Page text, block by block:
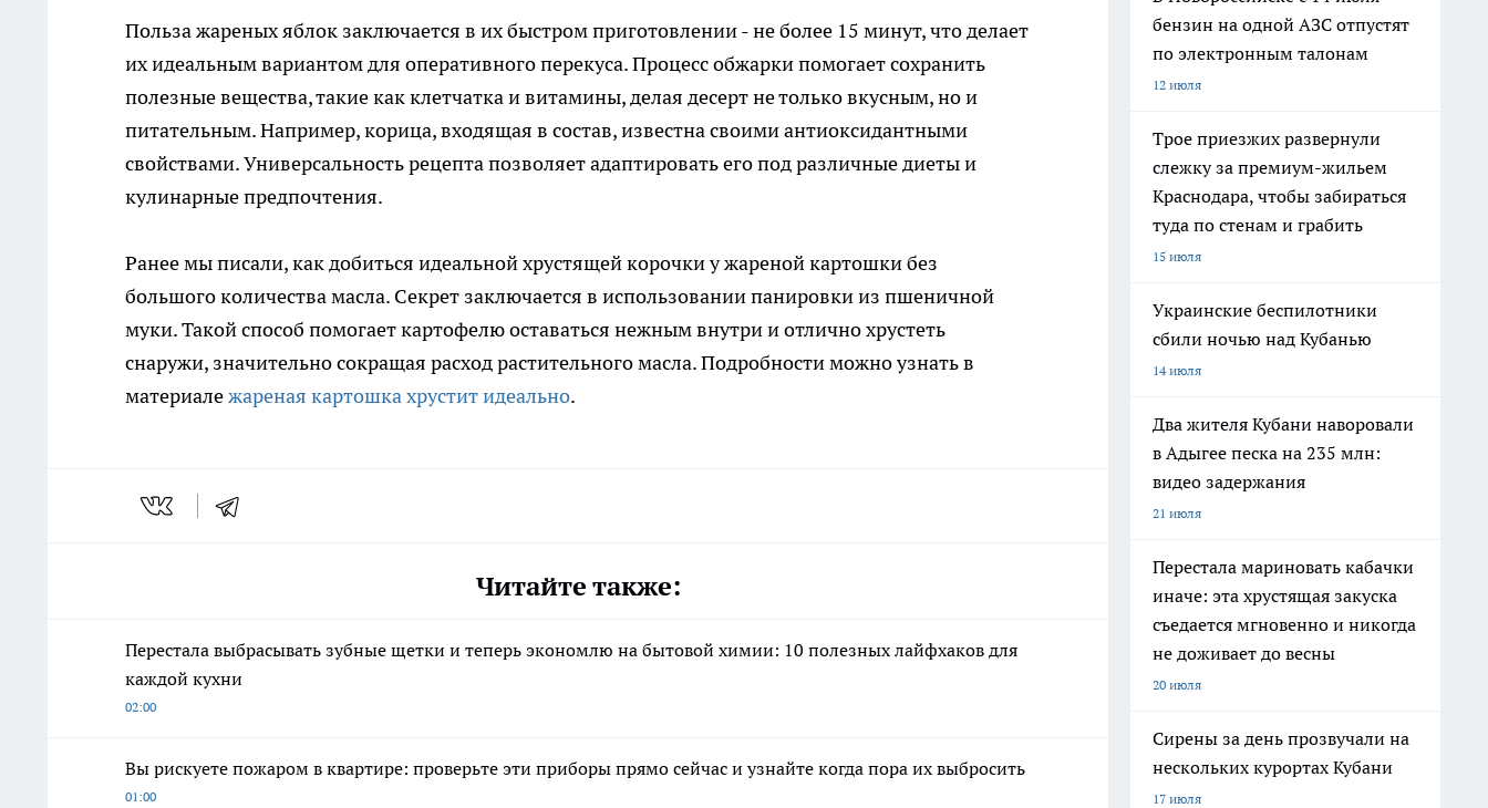
Польза жареных яблок заключается в их быстром приготовлении - не более 15 минут, что делает
их идеальным вариантом для оперативного перекуса. Процесс обжарки помогает сохранить
полезные вещества, такие как клетчатка и витамины, делая десерт не только вкусным, но и
питательным. Например, корица, входящая в состав, известна своими антиоксидантными
свойствами. Универсальность рецепта позволяет адаптировать его под различные диеты и
кулинарные предпочтения.
Ранее мы писали, как добиться идеальной хрустящей корочки у жареной картошки без
большого количества масла. Секрет заключается в использовании панировки из пшеничной
муки. Такой способ помогает картофелю оставаться нежным внутри и отлично хрустеть
снаружи, значительно сокращая расход растительного масла. Подробности можно узнать в
материалежареная картошка хрустит идеально.
Читайте также:
Перестала выбрасывать зубные щетки и теперь экономлю на бытовой химии: 10 полезных лайфхаков для
каждой кухни
02:00
Вы рискуете пожаром в квартире: проверьте эти приборы прямо сейчас и узнайте когда пора их выбросить
01:00
бензин на одной АЗС отпустят
по электронным талонам
12 июля
Трое приезжих развернули
слежку за премиум-жильем
Краснодара, чтобы забираться
туда по стенам и грабить
15 июля
Украинские беспилотники
сбили ночью над Кубанью
14 июля
Два жителя Кубани наворовали
в Адыгее песка на 235 млн:
видео задержания
21 июля
Перестала мариновать кабачки
иначе: эта хрустящая закуска
съедается мгновенно и никогда
не доживает до весны
20 июля
Сирены за день прозвучали на
нескольких курортах Кубани
17 июля